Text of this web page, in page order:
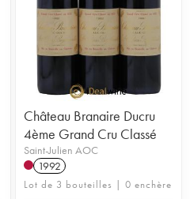
Château Branaire Ducru
4ème Grand Cru Classé
Saint-Julien AOC
1992
Lot de 3 bouteilles | 0 enchère